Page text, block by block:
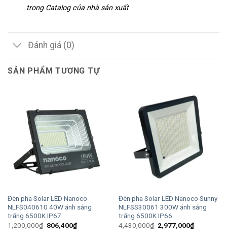
trong Catalog của nhà sản xuất
Đánh giá (0)
SẢN PHẨM TƯƠNG TỰ
Đèn pha Solar LED Nanoco
NLFS040610 40W ánh sáng
trắng 6500K IP67
1,200,000₫ Giá
806,400₫Giá
hiện
Đèn pha Solar LED Nanoco Sunny
NLFSS30061 300W ánh sáng
trắng 6500K IP66
4,430,000₫ Giá
gốc
2,977,000₫Giá
hiện